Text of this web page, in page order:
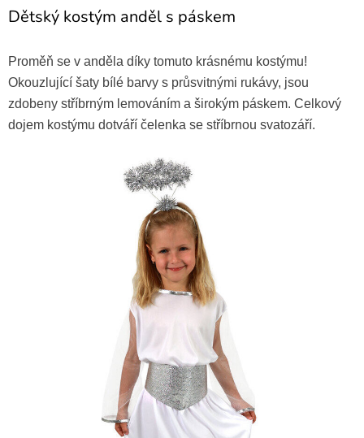
Dětský kostým anděl s páskem
Proměň se v anděla díky tomuto krásnému kostýmu!
Okouzlující šaty bílé barvy s průsvitnými rukávy, jsou
zdobeny stříbrným lemováním a širokým páskem. Celkový
dojem kostýmu dotváří čelenka se stříbrnou svatozáří.